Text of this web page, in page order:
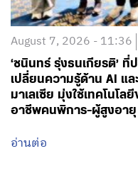
August 7, 2026 - 11:36
‘ชนินทร์ รุ่งธนเกียรติ’
เปลี่ยนความรู้ด้าน AI แ
มาเลเซีย มุ่งใช้เทคโนโ
อาชีพคนพิการ-ผู้สูงอายุ
อ่านต่อ